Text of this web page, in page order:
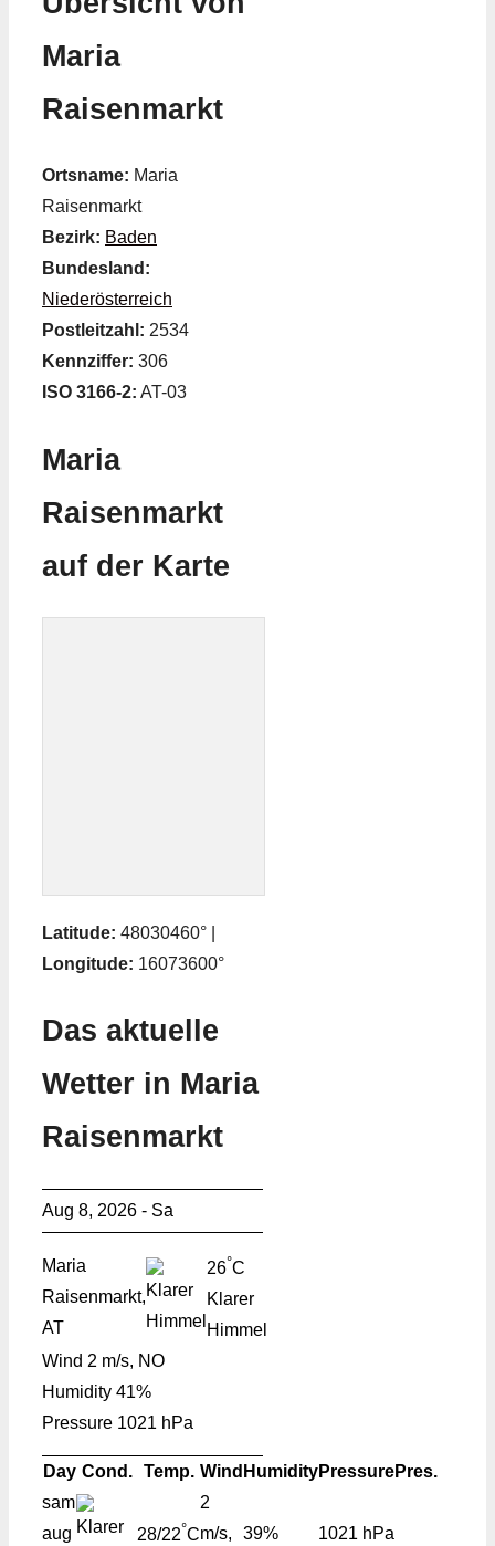
Maria
Raisenmarkt
Ortsname: Maria
Raisenmarkt
Bezirk: Baden
Bundesland:
Niederösterreich
Postleitzahl: 2534
Kennziffer: 306
ISO 3166-2: AT-03
Maria
Raisenmarkt
auf der Karte
Latitude: 48030460° |
Longitude: 16073600°
Das aktuelle
Wetter in Maria
Raisenmarkt
Aug 8, 2026 - Sa
Maria
Raisenmarkt,
AT
26°C
Klarer
Himmel
Wind 2 m/s, NO
Humidity 41%
Pressure 1021 hPa
Day Cond. Temp. Wind HumidityPressurePres.
sam
aug
28/22°C
2
m/s,
39% 1021 hPa